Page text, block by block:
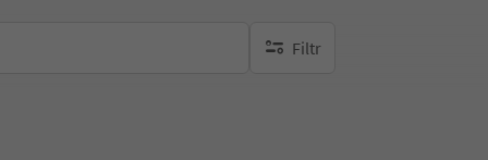
Filtr
brak aktywnych filtrów